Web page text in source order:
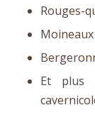
Rouges-
Moineaux
Et plus